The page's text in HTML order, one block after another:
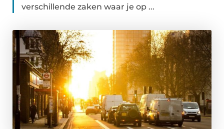
verschillende zaken waar je op ...